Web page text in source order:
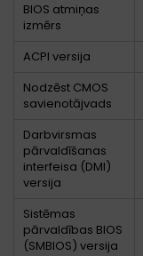
BIOS atmiņas
izmērs
ACPI versija
Nodzēst CMOS
savienotājvads
Darbvirsmas
pārvaldīšanas
interfeisa (DMI)
versija
Sistēmas
pārvaldības BIOS
(SMBIOS) versija